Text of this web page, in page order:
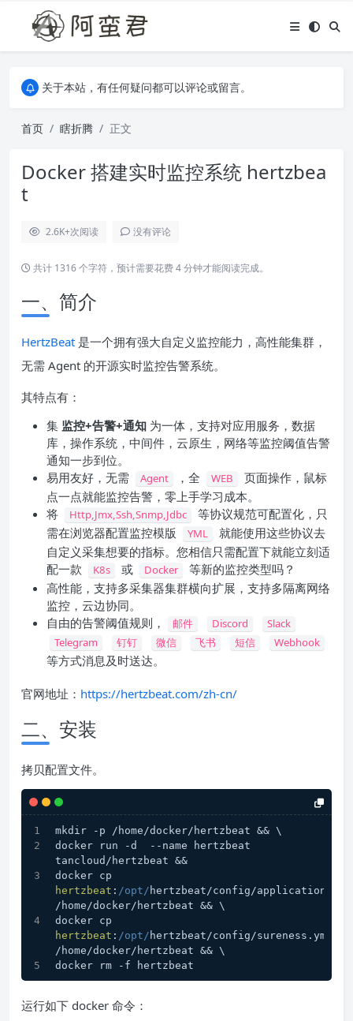
关于本站，有任何疑问都可以评论或留言。
关于本站，有任何疑问都可以评论或留言。
首页
瞎折腾 正文
Docker 搭建实时监控系统 hertzbea
t
2.6K+次阅读 没有评论
共计 1316 个字符，预计需要花费 4 分钟才能阅读完成。
一、简介
HertzBeat 是一个拥有强大自定义监控能力，高性能集群，
无需 Agent 的开源实时监控告警系统。
其特点有：
集 监控+告警+通知 为一体，支持对应用服务，数据
库，操作系统，中间件，云原生，网络等监控阈值告警
通知一步到位。
易用友好，无需
Agent ，全 WEB
页面操作，鼠标
点一点就能监控告警，零上手学习成本。
将
Http,Jmx,Ssh,Snmp,Jdbc
等协议规范可配置化，只
需在浏览器配置监控模版
YML
就能使用这些协议去
自定义采集想要的指标。您相信只需配置下就能立刻适
配一款
K8s 或 Docker
等新的监控类型吗？
高性能，支持多采集器集群横向扩展，支持多隔离网络
监控，云边协同。
自由的告警阈值规则，
邮件 Discord
Slack
Telegram
钉钉 微信 飞书 短信 Webhook
等方式消息及时送达。
官网地址： https://hertzbeat.com/zh-cn/
二、安装
拷贝配置文件。
mkdir -p /home/docker/hertzbeat && \
docker run -d  --name hertzbeat
tancloud/hertzbeat &&
hertzbeat : /opt/ hertzbeat/config/application.
/home/docker/hertzbeat && \
hertzbeat : /opt/ hertzbeat/config/sureness. yml
/home/docker/hertzbeat && \
docker rm -f hertzbeat
运行如下 docker 命令：